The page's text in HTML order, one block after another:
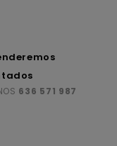
636 571 987